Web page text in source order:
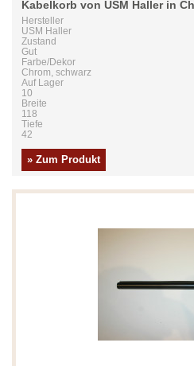
Kabelkorb von USM Haller in
Hersteller
USM Haller
Zustand
Gut
Farbe/Dekor
Chrom, schwarz
Auf Lager
10
Breite
118
Tiefe
42
» Zum Produkt